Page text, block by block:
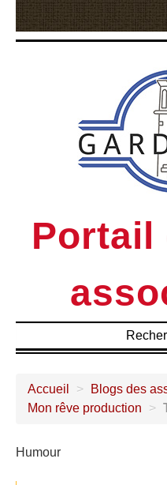
Portail
Accueil > Blogs des
Mon rêve production
>
Humour